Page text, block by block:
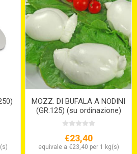
MOZZ. DI BUFALA A NODINI
(GR.125) (su ordinazione)
€23,40
equivale a €23,40 per 1 kg(s)